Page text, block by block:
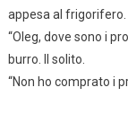
appesa al frigorifero.
“Oleg, dove sono i
burro. Il solito.
“Non ho comprato i